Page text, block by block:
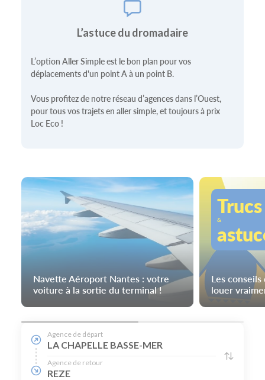
L’astuce du dromadaire
L’option Aller Simple est le bon plan pour vos
déplacements d'un point A à un point B.
Vous profitez de notre réseau d’agences dans l’Ouest,
pour tous vos trajets en aller simple, et toujours à prix
Loc Eco !
Navette Aéroport Nantes : votre
voiture à la sortie du terminal !
Trucs
&
Les
louer
Agence de départ
LA CHAPELLE BASSE-MER
Agence de retour
REZE